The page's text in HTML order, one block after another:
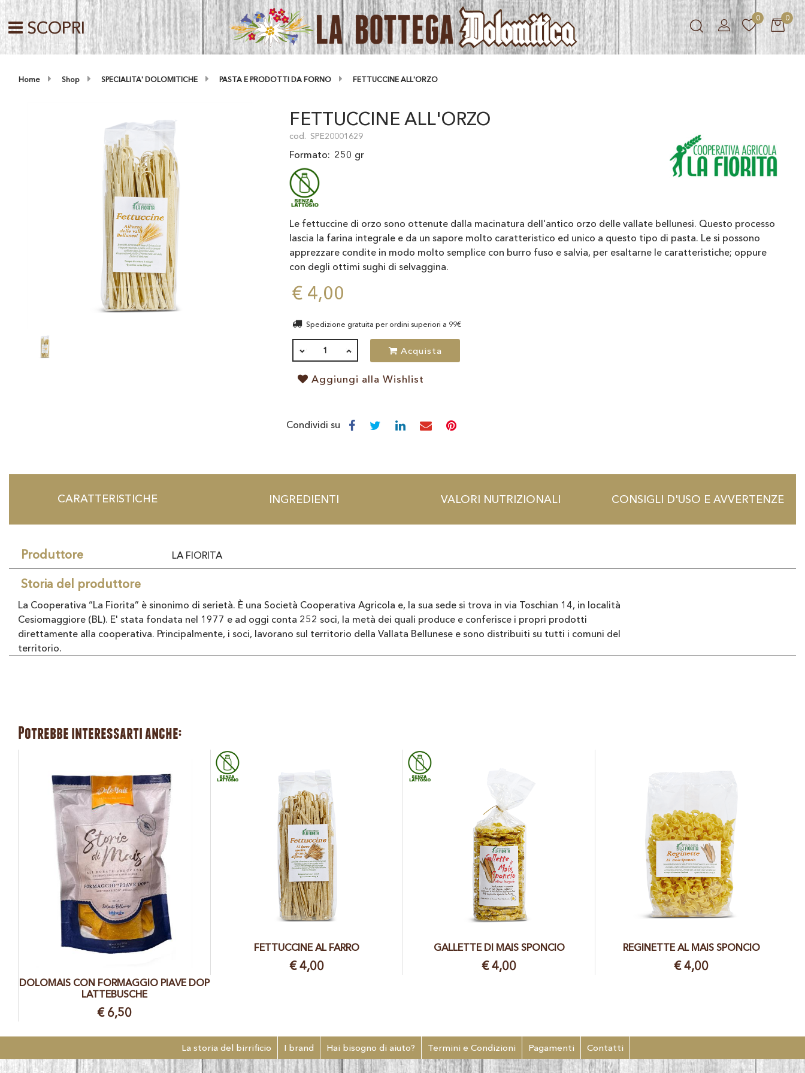
SCOPRI 0 0
Home Shop SPECIALITA' DOLOMITICHE PASTA E PRODOTTI DA FORNO FETTUCCINE ALL'ORZO
FETTUCCINE ALL'ORZO
cod. SPE20001629
Formato: 250 gr
Le fettuccine di orzo sono ottenute dalla macinatura dell'antico orzo delle vallate bellunesi. Questo processo
lascia la farina integrale e da un sapore molto caratteristico ed unico a questo tipo di pasta. Le si possono
apprezzare condite in modo molto semplice con burro fuso e salvia, per esaltarne le caratteristiche; oppure
con degli ottimi sughi di selvaggina.
€ 4,00
Spedizione gratuita per ordini superiori a 99€
QUANTITÀ Acquista
Aggiungi alla Wishlist
Condividi su
CARATTERISTICHE INGREDIENTI VALORI NUTRIZIONALI CONSIGLI D'USO E AVVERTENZE
Produttore LA FIORITA
Storia del produttore
La Cooperativa “La Fiorita” è sinonimo di serietà. È una Società Cooperativa Agricola e, la sua sede si trova in via Toschian 14, in località
Cesiomaggiore (BL). E' stata fondata nel 1977 e ad oggi conta 252 soci, la metà dei quali produce e conferisce i propri prodotti
direttamente alla cooperativa. Principalmente, i soci, lavorano sul territorio della Vallata Bellunese e sono distribuiti su tutti i comuni del
territorio.
Potrebbe interessarti anche:
DOLOMAIS CON FORMAGGIO PIAVE DOP
LATTEBUSCHE
€ 6,50
FETTUCCINE AL FARRO
€ 4,00
GALLETTE DI MAIS SPONCIO
€ 4,00
REGINETTE AL MAIS SPONCIO
€ 4,00
La storia del birrificio I brand Hai bisogno di aiuto? Termini e Condizioni Pagamenti Contatti